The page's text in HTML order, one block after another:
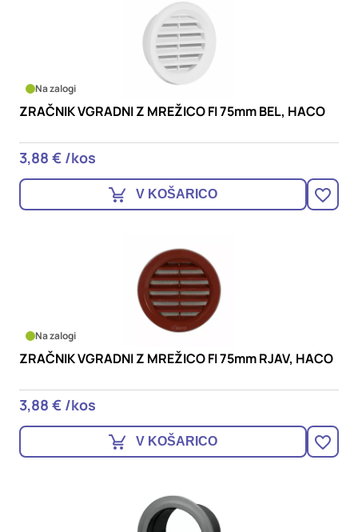
Na zalogi
ZRAČNIK VGRADNI Z MREŽICO FI 75mm BEL, HACO
3,88 € /kos
V KOŠARICO
Na zalogi
ZRAČNIK VGRADNI Z MREŽICO FI 75mm RJAV, HACO
3,88 € /kos
V KOŠARICO